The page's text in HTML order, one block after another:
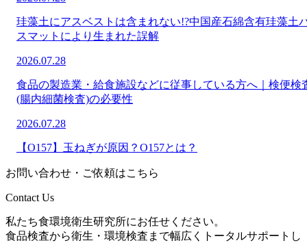
珪藻土にアスベストは含まれない!?中国産石綿含有珪藻土
スマットにより生まれた誤解
2026.07.28
食品の製造業・給食施設などに従事している方へ｜検便検
(腸内細菌検査)の必要性
2026.07.28
【O157】玉ねぎが原因？O157とは？
お問い合わせ・ご依頼はこちら
Contact Us
私たち食環境衛生研究所にお任せください。
食品検査から衛生・環境検査まで幅広くトータルサポートし